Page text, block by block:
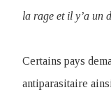
la rage et il y’a un
Certains pays
antiparasitaire